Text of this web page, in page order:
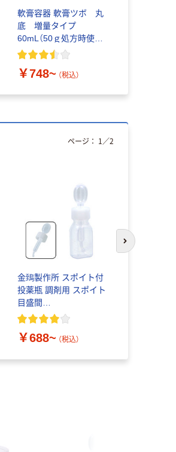
軟膏容器 軟膏ツボ 丸
底 増量タイプ
60mL（50ｇ処方時使用
サイズ） 1袋（20個入）
￥748~ （税込）
金鵄製作所 スポイト付
投薬瓶 調剤用 スポイト
目盛間
隔:0.25cc（0.25ml） キャ
￥688~ （税込）
ページ： 1 ／2
次のスライド